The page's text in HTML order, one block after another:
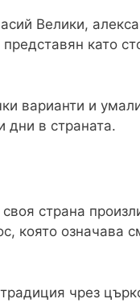
Велики,
като
варианти и
дни в страната.
страна
която означава
чрез